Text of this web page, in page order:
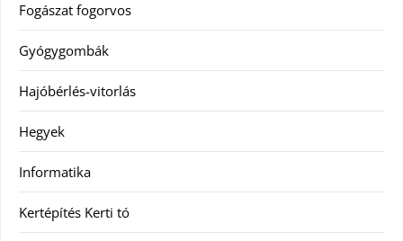
Fogászat fogorvos
Gyógygombák
Hajóbérlés-vitorlás
Hegyek
Informatika
Kertépítés Kerti tó